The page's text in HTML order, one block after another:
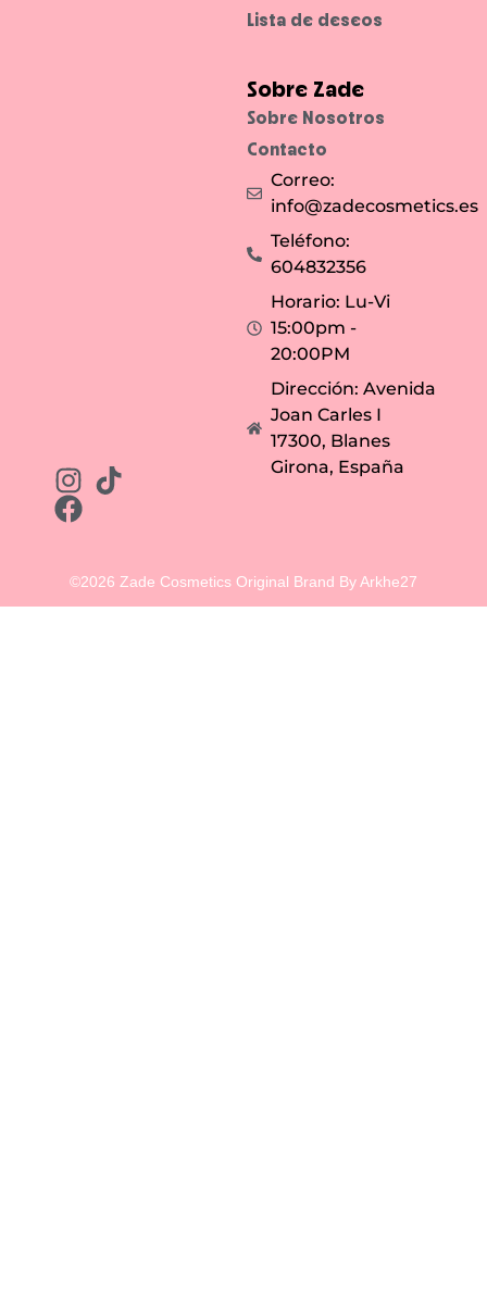
Lista de deseos
Sobre Zade
Sobre Nosotros
Contacto
Correo:
info@zadecosmetics.es
Teléfono:
604832356
Horario: Lu-Vi
15:00pm -
20:00PM
Dirección: Avenida
Joan Carles I
17300, Blanes
Girona, España
©2026 Zade Cosmetics Original Brand By Arkhe27